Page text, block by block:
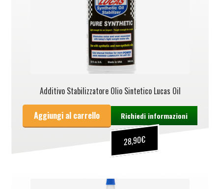
Additivo Stabilizzatore Olio Sintetico Lucas Oil
28,90€
Aggiungi al carrello Richiedi informazioni